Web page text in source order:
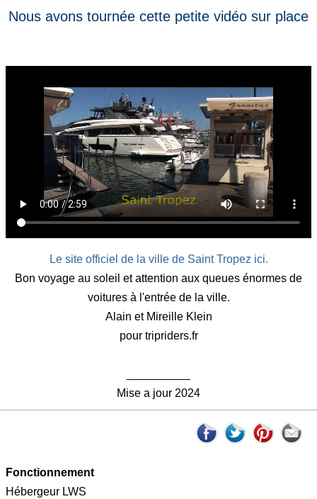
Nous avons tournée cette petite vidéo sur place
Le site officiel de la ville de Saint Tropez ici.
Bon voyage au soleil et attention aux queues énormes de
voitures à l'entrée de la ville.
Alain et Mireille Klein
pour tripriders.fr
Mise a jour 2024
Fonctionnement
Hébergeur LWS